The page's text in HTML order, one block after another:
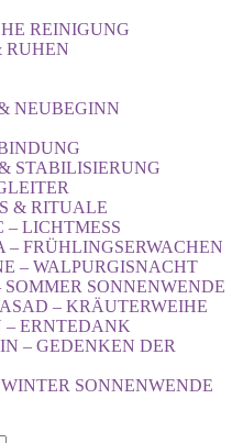
REINIGUNG
RUHEN
NEUBEGINN
STABILISIERUNG
& RITUALE
– LICHTMESS
– FRÜHLINGSERWACHEN
– WALPURGISNACHT
SONNENWENDE
– KRÄUTERWEIHE
– ERNTEDANK
– GEDENKEN DER
SONNENWENDE